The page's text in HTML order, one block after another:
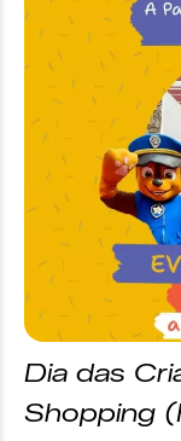
Dia das
Shopping